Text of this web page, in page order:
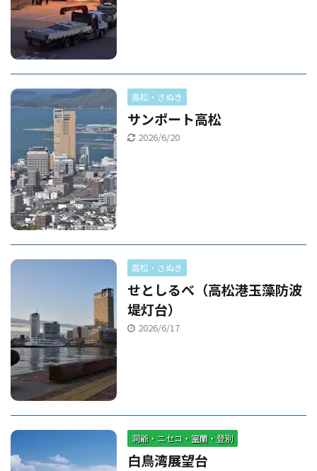
高松・さぬき
サンポート高松
2026/6/20
高松・さぬき
せとしるべ（高松港玉藻防波
堤灯台）
2026/6/17
洞爺・ニセコ・室蘭・登別
白鳥湾展望台